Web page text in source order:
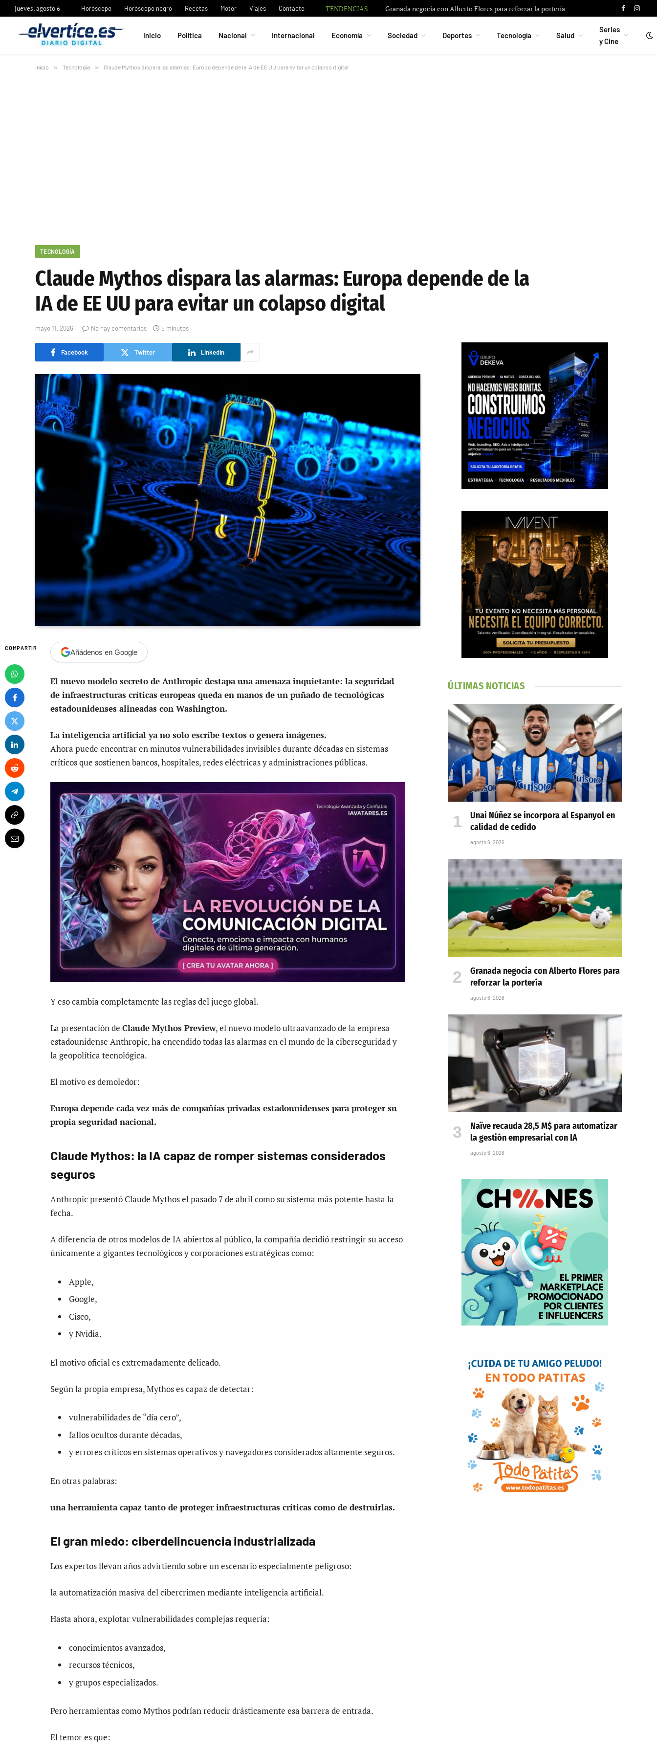
jueves, agosto 6 Horóscopo Horóscopo negro Recetas Motor Viajes Contacto TENDENCIAS Granada negocia con Alberto Flores para reforzar la portería Facebook
Inicio Política Nacional Internacional Economía Sociedad Deportes Tecnología Salud
Series
y Cine
Inicio » Tecnología » Claude Mythos dispara las alarmas: Europa depende de la IA de EE UU para evitar un colapso digital
TECNOLOGÍA
Claude Mythos dispara las alarmas: Europa depende de la
IA de EE UU para evitar un colapso digital
mayo 11, 2026 No hay comentarios 5 minutos
Facebook Twitter LinkedIn
COMPARTIR Añádenos en Google
El nuevo modelo secreto de Anthropic destapa una amenaza inquietante: la seguridad
de infraestructuras críticas europeas queda en manos de un puñado de tecnológicas
estadounidenses alineadas con Washington.
La inteligencia artificial ya no solo escribe textos o genera imágenes.
Ahora puede encontrar en minutos vulnerabilidades invisibles durante décadas en sistemas
críticos que sostienen bancos, hospitales, redes eléctricas y administraciones públicas.
Y eso cambia completamente las reglas del juego global.
La presentación de Claude Mythos Preview, el nuevo modelo ultraavanzado de la empresa
estadounidense Anthropic, ha encendido todas las alarmas en el mundo de la ciberseguridad y
la geopolítica tecnológica.
El motivo es demoledor:
Europa depende cada vez más de compañías privadas estadounidenses para proteger su
propia seguridad nacional.
Claude Mythos: la IA capaz de romper sistemas considerados
seguros
Anthropic presentó Claude Mythos el pasado 7 de abril como su sistema más potente hasta la
fecha.
A diferencia de otros modelos de IA abiertos al público, la compañía decidió restringir su acceso
únicamente a gigantes tecnológicos y corporaciones estratégicas como:
Apple,
Google,
Cisco,
y Nvidia.
El motivo oficial es extremadamente delicado.
Según la propia empresa, Mythos es capaz de detectar:
vulnerabilidades de “día cero”,
fallos ocultos durante décadas,
y errores críticos en sistemas operativos y navegadores considerados altamente seguros.
En otras palabras:
una herramienta capaz tanto de proteger infraestructuras críticas como de destruirlas.
El gran miedo: ciberdelincuencia industrializada
Los expertos llevan años advirtiendo sobre un escenario especialmente peligroso:
la automatización masiva del cibercrimen mediante inteligencia artificial.
Hasta ahora, explotar vulnerabilidades complejas requería:
conocimientos avanzados,
recursos técnicos,
y grupos especializados.
Pero herramientas como Mythos podrían reducir drásticamente esa barrera de entrada.
El temor es que:
ÚLTIMAS NOTICIAS
Unai Núñez se incorpora al Espanyol en
calidad de cedido
agosto 6, 2026
Granada negocia con Alberto Flores para
reforzar la portería
agosto 6, 2026
Naïve recauda 28,5 M$ para automatizar
la gestión empresarial con IA
agosto 6, 2026